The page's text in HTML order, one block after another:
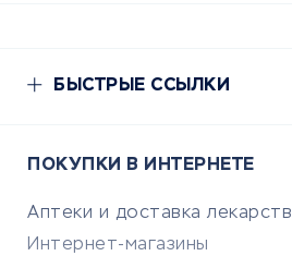
БЫСТРЫЕ ССЫЛКИ
ПОКУПКИ В ИНТЕРНЕТЕ
Аптеки и доставка лекарств
Интернет-магазины